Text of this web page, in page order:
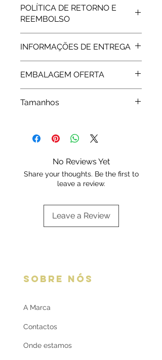
Zircónias
14 mm
Prata 925: 9.5 grs
Ouro 375: 0,22 grs
POLÍTICA DE RETORNO E
REEMBOLSO
do Ouro estão abrangidos pela
Garantia de Fabricante, de 2 Anos,
assegurada pelas respetivas
a Rota do Ouro presta igualmente
assistência técnica.
INFORMAÇÕES DE ENTREGA
EMBALAGEM OFERTA
embalagem Deluxe ou da marca.
oferta
Tamanhos
Ex: Para nº 15, escolha o 16.
No Reviews Yet
Share your thoughts. Be the first to
leave a review.
Leave a Review
SOBRE NÓS
A Marca
Contactos
Onde estamos